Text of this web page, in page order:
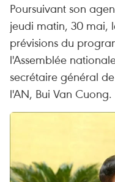
Poursuivant son
jeudi matin, 30 mai,
prévisions du
l'Assemblée
secrétaire général
l'AN, Bui Van Cuong.